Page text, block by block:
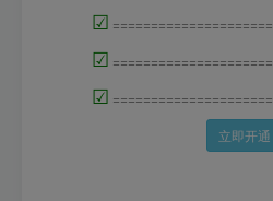
☑ =====================
☑ =====================
☑ =====================
立即开通